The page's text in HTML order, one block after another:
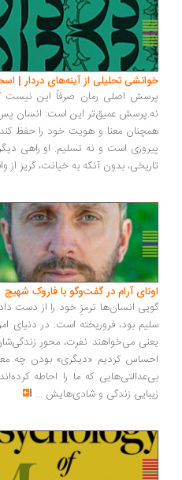
تحلیلی از آینه‌های دردار | اسحاق
اصلی رمان صرفاً این نیست که آیا
عمیق‌تر این است: انسان پس از
معنا و هویت خود را حفظ کند؟...
است و نه تسلیم. او راهی دیگر را
بدون آنکه به خیانت، گریز از واقعیت
آرام در گفت‌وگو با فاروک شهیچ‭
انسان‌ها ترمزِ خود را از دست داده‌اند
بود، فروریخته است. در دنیای امروز،
می‌خواهند نفرت، محورِ زندگی‌شان
کردیم «دیگری» بودن چه معنایی
که ما را احاطه کرده‌اند، و
زندگی و شادی‌هایش...